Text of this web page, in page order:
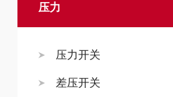
压力
压力开关
差压开关